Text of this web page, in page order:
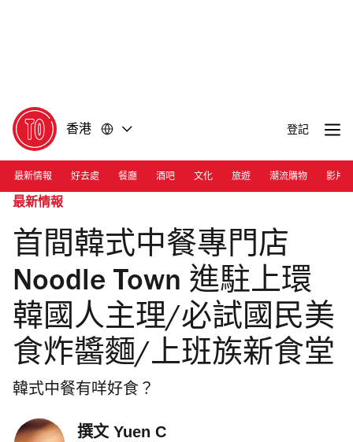
香港 登記
最新情報 好去處 餐廳 酒吧 文化 旅遊 潮流購物 影片
最新情報
首間韓式中餐專門店
Noodle Town 進駐上環
韓國人主理/必試國民美
食炸醬麵/上班族新食堂
韓式中餐有咩好食？
撰文 Yuen C